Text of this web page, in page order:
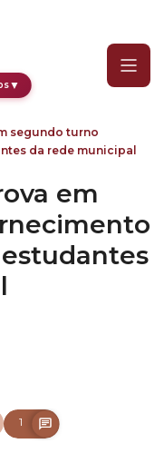
▼
segundo turno
da rede municipal
em
1